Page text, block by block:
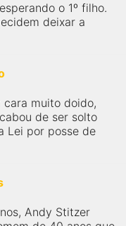
o 1º filho.
deixar a
cara muito doido,
de ser solto
Lei por posse de
Andy Stitzer